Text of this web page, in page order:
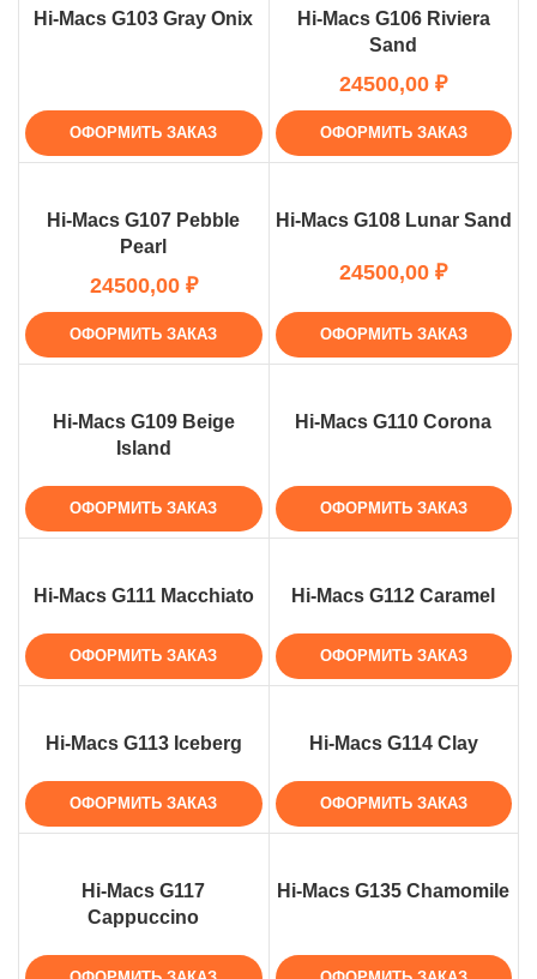
Hi-Macs G103 Gray Onix
ОФОРМИТЬ ЗАКАЗ
Hi-Macs G106 Riviera
Sand
₽
ОФОРМИТЬ ЗАКАЗ
Hi-Macs G107 Pebble
Pearl
₽
ОФОРМИТЬ ЗАКАЗ
Hi-Macs G108 Lunar Sand
₽
ОФОРМИТЬ ЗАКАЗ
Hi-Macs G109 Beige
Island
ОФОРМИТЬ ЗАКАЗ
Hi-Macs G110 Corona
ОФОРМИТЬ ЗАКАЗ
Hi-Macs G111 Macchiato
ОФОРМИТЬ ЗАКАЗ
Hi-Macs G112 Caramel
ОФОРМИТЬ ЗАКАЗ
Hi-Macs G113 Iceberg
ОФОРМИТЬ ЗАКАЗ
Hi-Macs G114 Clay
ОФОРМИТЬ ЗАКАЗ
Hi-Macs G117
Cappuccino
Hi-Macs G135 Chamomile